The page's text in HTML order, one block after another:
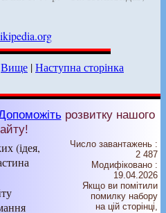
Вище |Наступна сторінка
розвитку нашого
(ідея,
Число завантажень :
2 487
Модифіковано :
19.04.2026
Якщо ви помітили
помилку набору
на цiй сторiнцi,